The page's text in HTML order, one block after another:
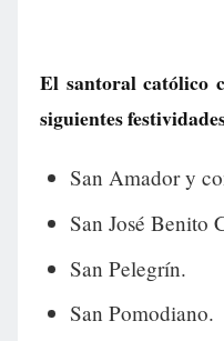
El santoral católico
siguientes
San Amador y
San José Benito
San Pelegrín.
San Pomodiano.